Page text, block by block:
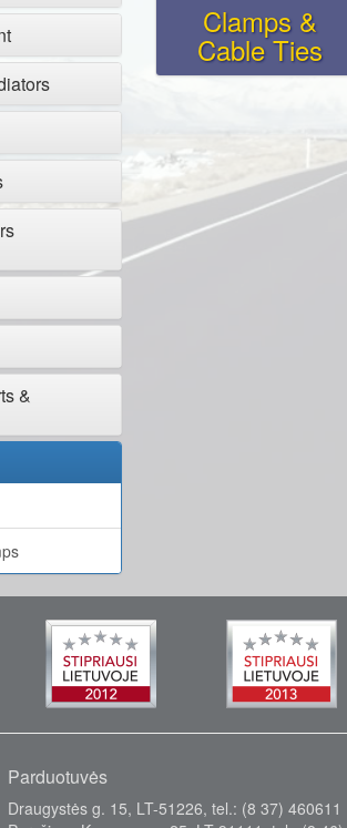
&
Clamps &
Cable Ties
Parduotuvės
Draugystės g. 15, LT-51226, tel.: (8 37) 460611